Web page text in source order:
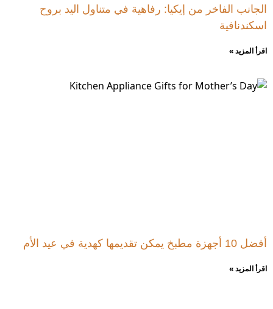
الجانب الفاخر من إيكيا: رفاهية في متناول اليد بروح
اسكندنافية
اقرأ المزيد »
أفضل 10 أجهزة مطبخ يمكن تقديمها كهدية في عيد الأم
اقرأ المزيد »